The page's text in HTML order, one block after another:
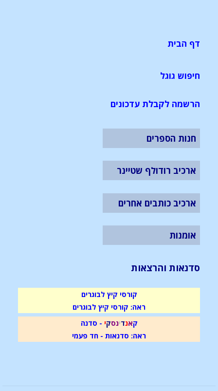
דף הבית
חיפוש גוגל
הרשמה לקבלת עדכונים
חנות הספרים
ארכיב רודולף שטיינר
ארכיב כותבים אחרים
אומנות
סדנאות והרצאות
קורסי קיץ לבוגרים
ראה: קורסי קיץ לבוגרים
קאנדינסקי - סדנה
ראה: סדנאות - חד פעמי